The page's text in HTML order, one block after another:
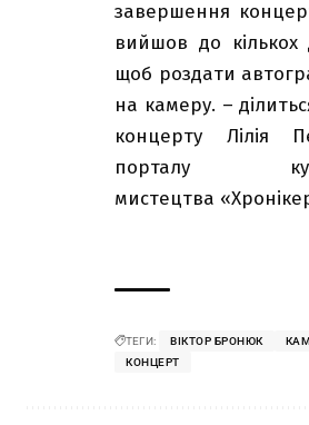
завершення
вийшов до кількох
щоб роздати
на камеру. –
концерту Лілія
порталу
мистецтва
ТЕГИ: ВІКТОР БРОНЮК
КОНЦЕРТ